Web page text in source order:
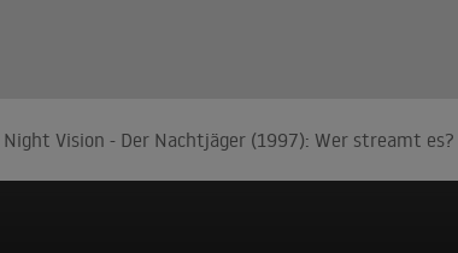
Night Vision - Der Nachtjäger (1997): Wer streamt